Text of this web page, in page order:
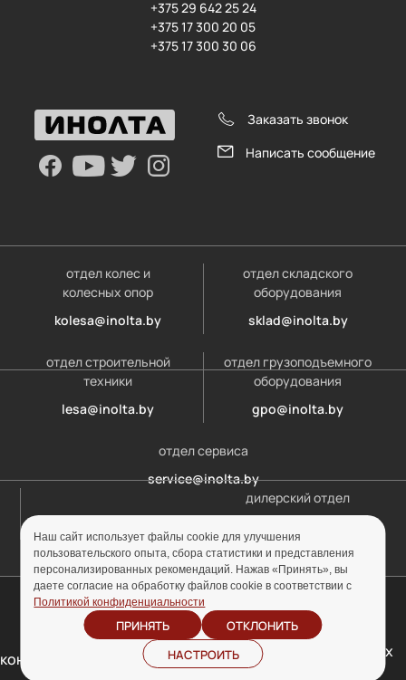
+375 29 642 25 24
+375 17 300 20 05
+375 17 300 30 06
Заказать звонок
Написать сообщение
отдел колес и
колесных опор
kolesa@inolta.by
отдел складского
оборудования
sklad@inolta.by
отдел строительной
техники
lesa@inolta.by
отдел грузоподъемного
оборудования
gpo@inolta.by
отдел сервиса
service@inolta.by
дилерский отдел
© ООО «Инолта» 2010-2026 г. УНП 691302759
Политика
конфиденциальности
Отзыв согласия на
обработку персональных
Наш сайт использует файлы cookie для улучшения
пользовательского опыта, сбора статистики и представления
персонализированных рекомендаций. Нажав «Принять», вы
даете согласие на обработку файлов cookie в соответствии с
Политикой конфиденциальности
ПРИНЯТЬ
ОТКЛОНИТЬ
НАСТРОИТЬ